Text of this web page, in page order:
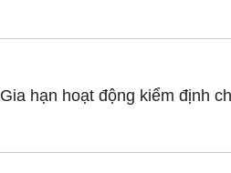
Gia hạn hoạt động kiểm định